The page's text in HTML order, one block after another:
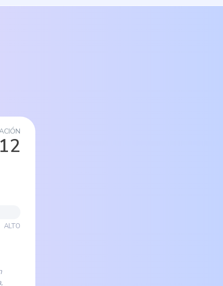
ALTO